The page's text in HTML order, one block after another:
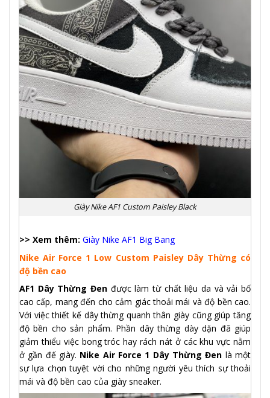
Giày Nike AF1 Custom Paisley Black
>> Xem thêm: Giày Nike AF1 Big Bang
Nike Air Force 1 Low Custom Paisley Dây Thừng có
độ bền cao
AF1 Dây Thừng Đen được làm từ chất liệu da và vải bố
cao cấp, mang đến cho cảm giác thoải mái và độ bền cao.
Với việc thiết kế dây thừng quanh thân giày cũng giúp tăng
độ bền cho sản phẩm. Phần dây thừng dày dặn đã giúp
giảm thiểu việc bong tróc hay rách nát ở các khu vực nằm
ở gần đế giày. Nike Air Force 1 Dây Thừng Đen là một
sự lựa chọn tuyệt vời cho những người yêu thích sự thoải
mái và độ bền cao của giày sneaker.